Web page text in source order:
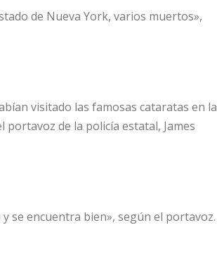
de Nueva York, varios muertos»,
visitado las famosas cataratas en la
de la policía estatal, James
se encuentra bien», según el portavoz.